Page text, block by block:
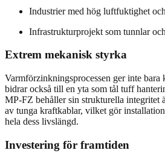
Industrier med hög luftfuktighet
Infrastrukturprojekt som tunnlar
Extrem mekanisk styrka
Varmförzinkningsprocessen ger inte bara
bidrar också till en yta som tål tuff
MP-FZ behåller sin strukturella integritet
av tunga kraftkablar, vilket gör
hela dess livslängd.
Investering för framtiden